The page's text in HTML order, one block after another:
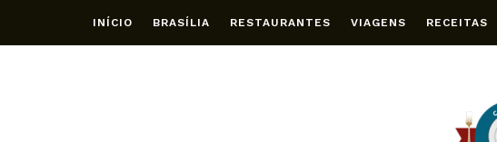
INÍCIO BRASÍLIA RESTAURANTES VIAGENS RECEITAS